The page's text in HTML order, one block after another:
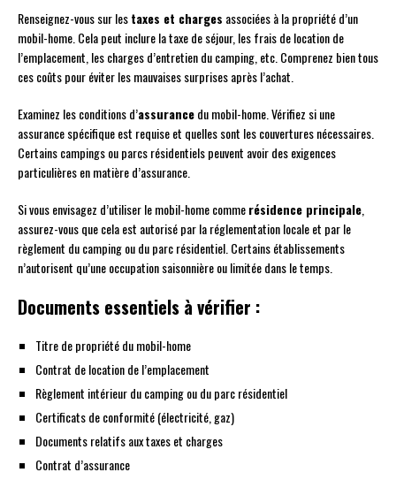
Renseignez-vous sur lestaxes et charges associées à la propriété d’un
mobil-home. Cela peut inclure la taxe de séjour, les frais de location de
l’emplacement, les charges d’entretien du camping, etc. Comprenez bien tous
ces coûts pour éviter les mauvaises surprises après l’achat.
Examinez les conditions d’assurancedu mobil-home. Vérifiez si une
assurance spécifique est requise et quelles sont les couvertures nécessaires.
Certains campings ou parcs résidentiels peuvent avoir des exigences
particulières en matière d’assurance.
Si vous envisagez d’utiliser le mobil-home commerésidence principale
assurez-vous que cela est autorisé par la réglementation locale et par le
règlement du camping ou du parc résidentiel. Certains établissements
n’autorisent qu’une occupation saisonnière ou limitée dans le temps.
Documents essentiels à vérifier :
Titre de propriété du mobil-home
Contrat de location de l’emplacement
Règlement intérieur du camping ou du parc résidentiel
Certificats de conformité (électricité, gaz)
Documents relatifs aux taxes et charges
Contrat d’assurance